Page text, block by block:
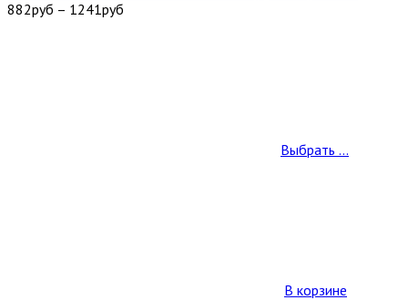
882руб – 1241руб
Выбрать ...
В корзине